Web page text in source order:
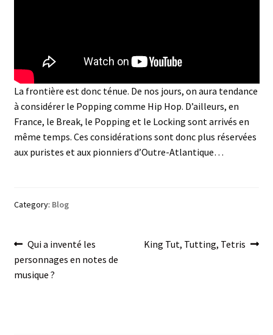
La frontière est donc ténue. De nos jours, on aura tendance
à considérer le Popping comme Hip Hop. D’ailleurs, en
France, le Break, le Popping et le Locking sont arrivés en
même temps. Ces considérations sont donc plus réservées
aux puristes et aux pionniers d’Outre-Atlantique…
Category: Blog
Post
navigation
Previous
post:
Qui a inventé les
personnages en notes de
musique ?
Next
King Tut, Tutting, Tetris